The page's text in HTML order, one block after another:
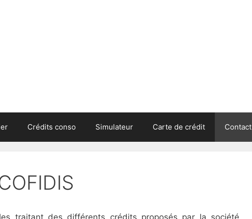
Crédits conso Simulateur Carte de crédit Contact
traitant des différents crédits proposés par la société